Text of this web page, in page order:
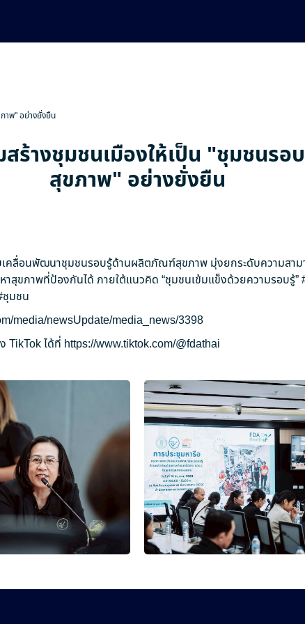
าพ" อย่างยั่งยืน
ร้างชุมชนเมืองให้เป็น "ชุมชนร
สุขภาพ" อย่างยั่งยืน
คลื่อนพัฒนาชุมชนรอบรู้ด้านผลิตภัณฑ์สุขภาพ มุ่งยกระดับความสาม
ขภาพที่ป้องกันได้ ภายใต้แนวคิด “ชุมชนเข้มแข็งด้วยความรอบรู้”
ชุมชน
media/newsUpdate/media_news/3398
TikTok ได้ที่ https://www.tiktok.com/@fdathai